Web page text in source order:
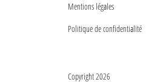
Mentions légales
Politique de confidentialité
Copyright 2026